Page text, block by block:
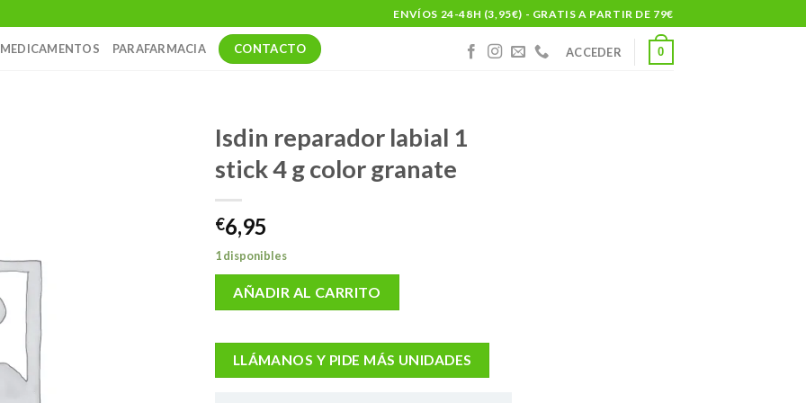
ENVÍOS 24-48H (3,95€) - GRATIS A PARTIR DE 79€
MEDICAMENTOS PARAFARMACIA CONTACTO ACCEDER 0
Isdin reparador labial 1
stick 4 g color granate
€6,95
1 disponibles
AÑADIR AL CARRITO
LLÁMANOS Y PIDE MÁS UNIDADES